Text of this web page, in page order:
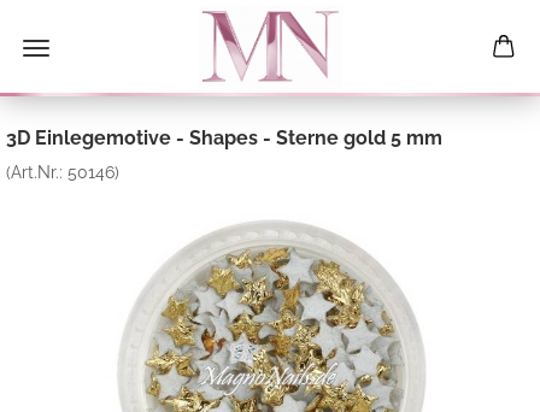
3D Einlegemotive - Shapes - Sterne gold 5 mm
(Art.Nr.: 50146)